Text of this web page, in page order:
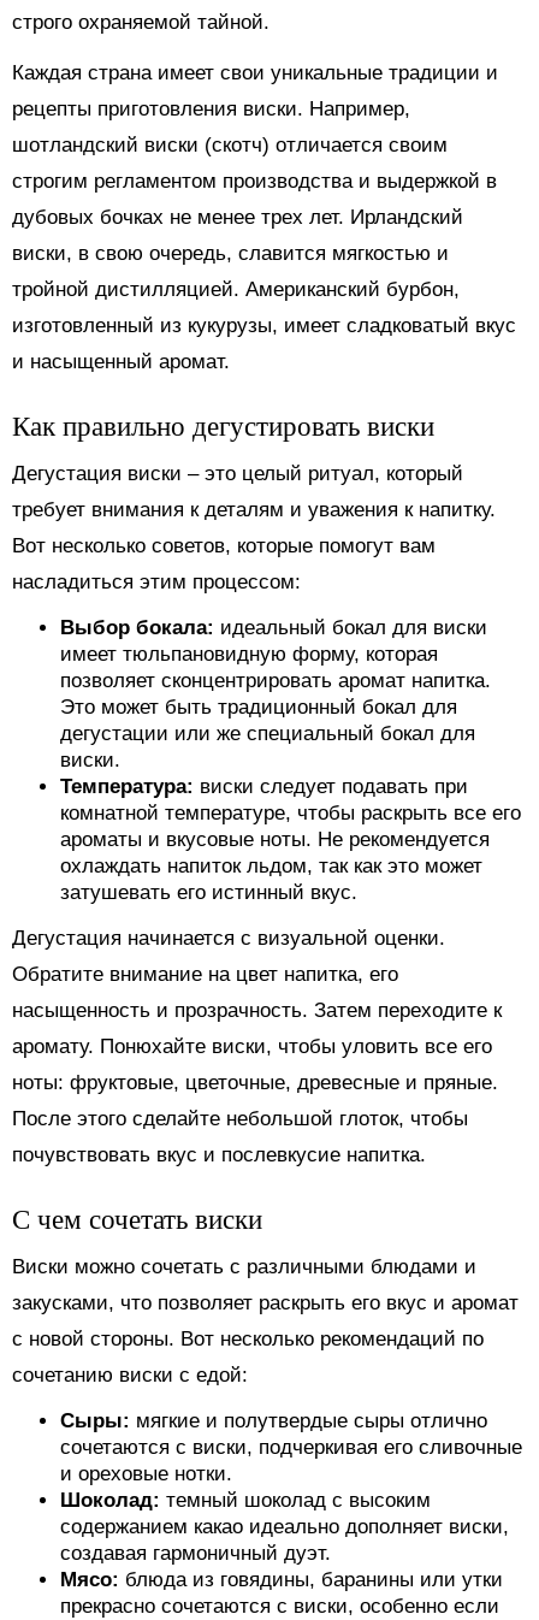
строго охраняемой тайной.
Каждая страна имеет свои уникальные традиции и
рецепты приготовления виски. Например,
шотландский виски (скотч) отличается своим
строгим регламентом производства и выдержкой в
дубовых бочках не менее трех лет. Ирландский
виски, в свою очередь, славится мягкостью и
тройной дистилляцией. Американский бурбон,
изготовленный из кукурузы, имеет сладковатый вкус
и насыщенный аромат.
Как правильно дегустировать виски
Дегустация виски – это целый ритуал, который
требует внимания к деталям и уважения к напитку.
Вот несколько советов, которые помогут вам
насладиться этим процессом:
Выбор бокала: идеальный бокал для виски
имеет тюльпановидную форму, которая
позволяет сконцентрировать аромат напитка.
Это может быть традиционный бокал для
дегустации или же специальный бокал для
виски.
Температура: виски следует подавать при
комнатной температуре, чтобы раскрыть все его
ароматы и вкусовые ноты. Не рекомендуется
охлаждать напиток льдом, так как это может
затушевать его истинный вкус.
Дегустация начинается с визуальной оценки.
Обратите внимание на цвет напитка, его
насыщенность и прозрачность. Затем переходите к
аромату. Понюхайте виски, чтобы уловить все его
ноты: фруктовые, цветочные, древесные и пряные.
После этого сделайте небольшой глоток, чтобы
почувствовать вкус и послевкусие напитка.
С чем сочетать виски
Виски можно сочетать с различными блюдами и
закусками, что позволяет раскрыть его вкус и аромат
с новой стороны. Вот несколько рекомендаций по
сочетанию виски с едой:
Сыры: мягкие и полутвердые сыры отлично
сочетаются с виски, подчеркивая его сливочные
и ореховые нотки.
Шоколад: темный шоколад с высоким
содержанием какао идеально дополняет виски,
создавая гармоничный дуэт.
Мясо: блюда из говядины, баранины или утки
прекрасно сочетаются с виски, особенно если